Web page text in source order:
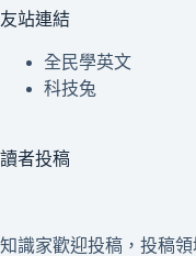
友站連結
全民學英文
科技兔
讀者投稿
知識家歡迎投稿，投稿